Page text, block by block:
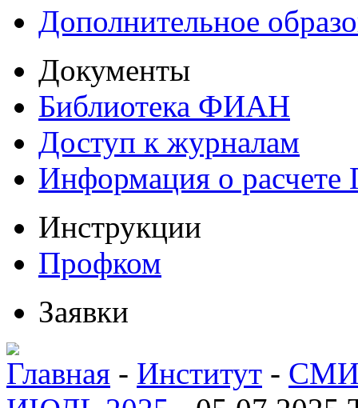
Дополнительное
Документы
Библиотека ФИАН
Доступ к журналам
Информация о
Инструкции
Профком
Заявки
Главная - Институт - СМИ